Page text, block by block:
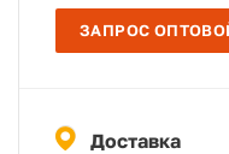
ЗАПРОС
Доставка